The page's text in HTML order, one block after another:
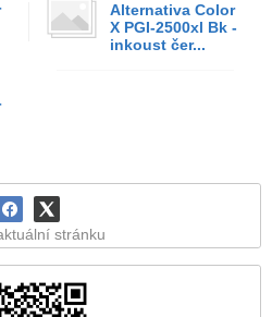
Alternativa Color
X PGI-2500xl Bk -
inkoust čer...
stránku